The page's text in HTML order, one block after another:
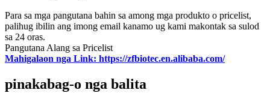
Para sa mga pangutana bahin sa among mga produkto o pricelist,
palihug ibilin ang imong email kanamo ug kami makontak sa sulod
sa 24 oras.
Pangutana Alang sa Pricelist
Mahigalaon nga Link: https://zfbiotec.en.alibaba.com/
pinakabag-o nga balita